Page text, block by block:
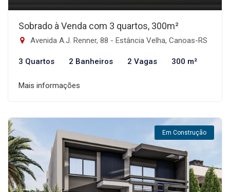
Sobrado à Venda com 3 quartos, 300m²
Avenida A.J. Renner, 88 - Estância Velha, Canoas-RS
3 Quartos 2 Banheiros 2 Vagas 300 m²
Mais informações
Em Construção